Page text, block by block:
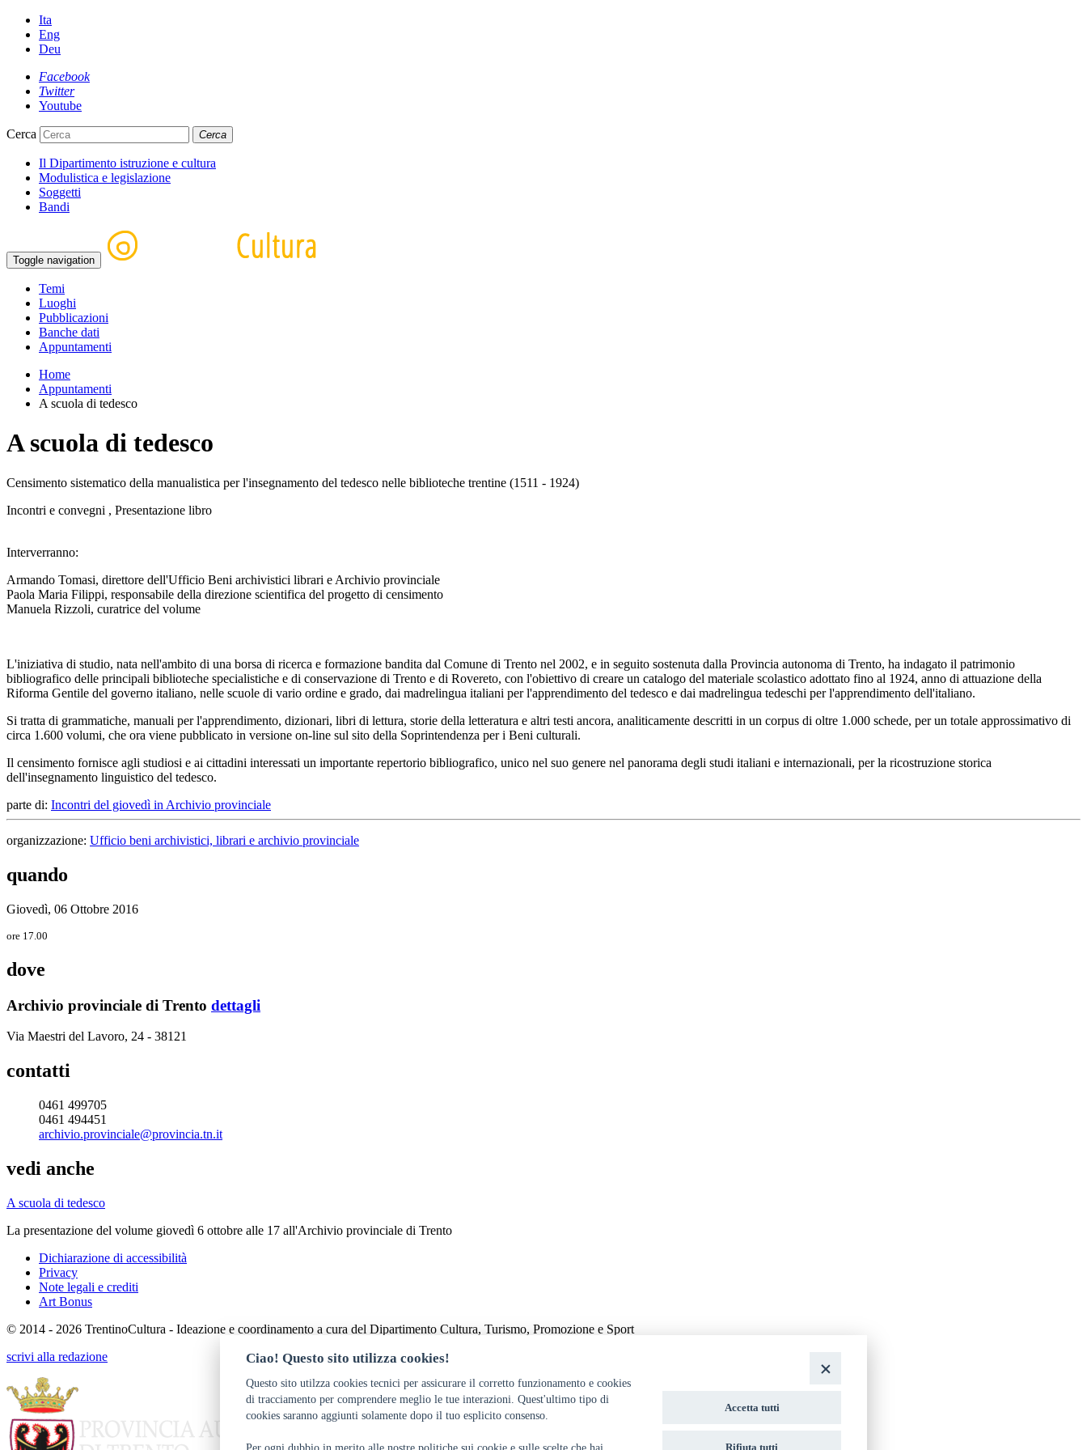
Ita
Eng
Deu
Facebook
Twitter
Youtube
Cerca Cerca
Il Dipartimento istruzione e cultura
Modulistica e legislazione
Soggetti
Bandi
Toggle navigation
Temi
Luoghi
Pubblicazioni
Banche dati
Appuntamenti
Home
Appuntamenti
A scuola di tedesco
A scuola di tedesco
Censimento sistematico della manualistica per l'insegnamento del tedesco nelle biblioteche trentine (1511 - 1924)
Incontri e convegni , Presentazione libro
Interverranno:
Armando Tomasi, direttore dell'Ufficio Beni archivistici librari e Archivio provinciale
Paola Maria Filippi, responsabile della direzione scientifica del progetto di censimento
Manuela Rizzoli, curatrice del volume
L'iniziativa di studio, nata nell'ambito di una borsa di ricerca e formazione bandita dal Comune di Trento nel 2002, e in seguito sostenuta dalla Provincia autonoma di Trento, ha indagato il patrimonio
bibliografico delle principali biblioteche specialistiche e di conservazione di Trento e di Rovereto, con l'obiettivo di creare un catalogo del materiale scolastico adottato fino al 1924, anno di attuazione della
Riforma Gentile del governo italiano, nelle scuole di vario ordine e grado, dai madrelingua italiani per l'apprendimento del tedesco e dai madrelingua tedeschi per l'apprendimento dell'italiano.
Si tratta di grammatiche, manuali per l'apprendimento, dizionari, libri di lettura, storie della letteratura e altri testi ancora, analiticamente descritti in un corpus di oltre 1.000 schede, per un totale approssimativo di
circa 1.600 volumi, che ora viene pubblicato in versione on-line sul sito della Soprintendenza per i Beni culturali.
Il censimento fornisce agli studiosi e ai cittadini interessati un importante repertorio bibliografico, unico nel suo genere nel panorama degli studi italiani e internazionali, per la ricostruzione storica
dell'insegnamento linguistico del tedesco.
parte di: Incontri del giovedì in Archivio provinciale
organizzazione: Ufficio beni archivistici, librari e archivio provinciale
quando
Giovedì, 06 Ottobre 2016
ore 17.00
dove
Archivio provinciale di Trento dettagli
Via Maestri del Lavoro, 24 - 38121
contatti
0461 499705
0461 494451
archivio.provinciale@provincia.tn.it
vedi anche
A scuola di tedesco
La presentazione del volume giovedì 6 ottobre alle 17 all'Archivio provinciale di Trento
Dichiarazione di accessibilità
Privacy
Note legali e crediti
Art Bonus
© 2014 - 2026 TrentinoCultura - Ideazione e coordinamento a cura del Dipartimento Cultura, Turismo, Promozione e Sport
scrivi alla redazione
Ciao! Questo sito utilizza cookies!
Questo sito utilzza cookies tecnici per assicurare il corretto funzionamento e cookies
di tracciamento per comprendere meglio le tue interazioni. Quest'ultimo tipo di
cookies saranno aggiunti solamente dopo il tuo esplicito consenso.
Accetta tutti
Rifiuta tutti